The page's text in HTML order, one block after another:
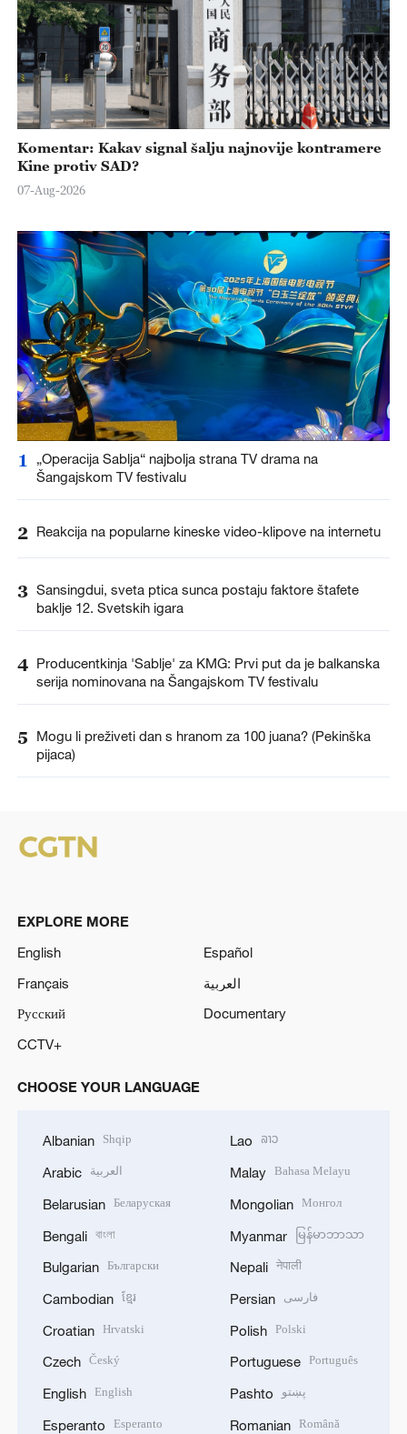
Komentar: Kakav signal šalju najnovije kontramere
Kine protiv SAD?
07-Aug-2026
1
„Operacija Sablja“ najbolja strana TV drama na
Šangajskom TV festivalu
2 Reakcija na popularne kineske video-klipove na internetu
3 Sansingdui, sveta ptica sunca postaju faktore štafete
baklje 12. Svetskih igara
4 Producentkinja 'Sablje' za KMG: Prvi put da je balkanska
serija nominovana na Šangajskom TV festivalu
5
Mogu li preživeti dan s hranom za 100 juana? (Pekinška
pijaca)
EXPLORE MORE
English
Español
Français
العربية
Русский
Documentary
CCTV+
CHOOSE YOUR LANGUAGE
Albanian Shqip
Arabic العربية
Belarusian Беларуская
Bengali বাংলা
Bulgarian Български
Cambodian ខ្មែរ
Croatian Hrvatski
Czech Český
English English
Esperanto Esperanto
Lao ລາວ
Malay Bahasa Melayu
Mongolian Монгол
Myanmar မြန်မာဘာသာ
Nepali नेपाली
Persian فارسی
Polish Polski
Portuguese Português
Pashto پښتو
Romanian Română